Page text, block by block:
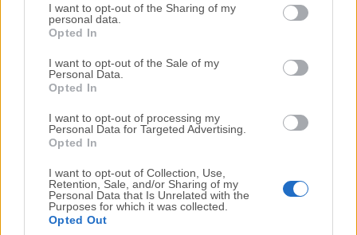
I want to opt-out of the Sharing of my
personal data.
Opted In
I want to opt-out of the Sale of my
Personal Data.
Opted In
I want to opt-out of processing my
Personal Data for Targeted Advertising.
Opted In
I want to opt-out of Collection, Use,
Retention, Sale, and/or Sharing of my
Personal Data that Is Unrelated with the
Purposes for which it was collected.
Opted Out